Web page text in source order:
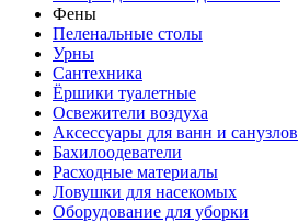
Фены
Пеленальные столы
Урны
Сантехника
Ёршики туалетные
Освежители воздуха
Аксессуары для ванн и санузлов
Бахилоодеватели
Расходные материалы
Ловушки для насекомых
Оборудование для уборки